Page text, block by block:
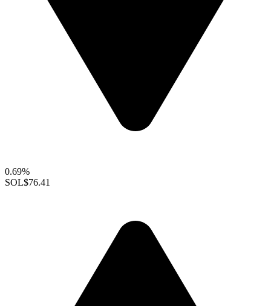
0.69%
SOL$76.41